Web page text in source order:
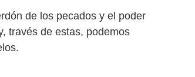
de los pecados y el poder
través de estas, podemos